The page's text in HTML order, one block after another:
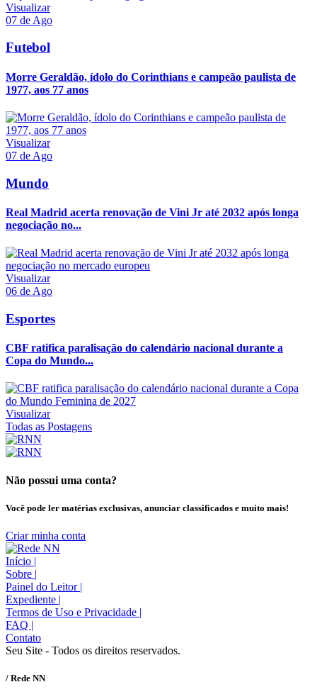
Visualizar
07 de Ago
Futebol
Morre Geraldão, ídolo do Corinthians e campeão paulista de
1977, aos 77 anos
Visualizar
07 de Ago
Mundo
Real Madrid acerta renovação de Vini Jr até 2032 após longa
negociação no...
Visualizar
06 de Ago
Esportes
CBF ratifica paralisação do calendário nacional durante a
Copa do Mundo...
Visualizar
Todas as Postagens
Não possui uma conta?
Você pode ler matérias exclusivas, anunciar classificados e muito mais!
Criar minha conta
Início |
Sobre |
Painel do Leitor |
Expediente |
Termos de Uso e Privacidade |
FAQ |
Contato
Seu Site - Todos os direitos reservados.
/ Rede NN